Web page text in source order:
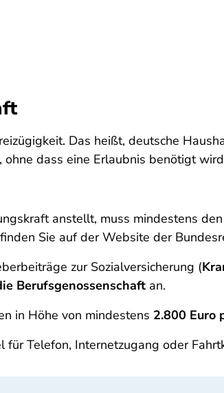
Das heißt, deutsche
dass eine Erlaubnis benötigt
anstellt, muss mindestens
finden Sie auf der Website der
zur Sozialversicherung (
Berufsgenossenschaft an.
in Höhe von mindestens 2.800 Euro
Telefon, Internetzugang oder